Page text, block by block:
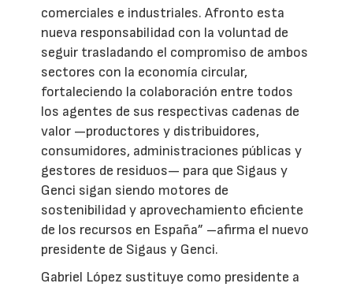
comerciales e industriales. Afronto esta
nueva responsabilidad con la voluntad de
seguir trasladando el compromiso de ambos
sectores con la economía circular,
fortaleciendo la colaboración entre todos
los agentes de sus respectivas cadenas de
valor —productores y distribuidores,
consumidores, administraciones públicas y
gestores de residuos— para que Sigaus y
Genci sigan siendo motores de
sostenibilidad y aprovechamiento eficiente
de los recursos en España” –afirma el nuevo
presidente de Sigaus y Genci.
Gabriel López sustituye como presidente a